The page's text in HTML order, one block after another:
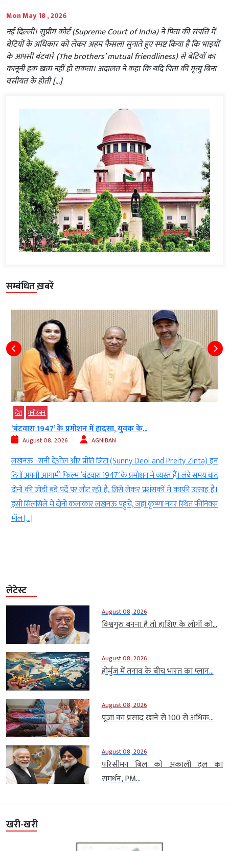
Mon May 18 , 2026
नई दिल्ली। सुप्रीम कोर्ट (Supreme Court of India) ने पिता की संपत्ति में
बेटियों के अधिकार को लेकर अहम फैसला सुनाते हुए स्पष्ट किया है कि भाइयों
के आपसी बंटवारे (The brothers’ mutual friendliness) से बेटियों का
कानूनी हक खत्म नहीं हो सकता। अदालत ने कहा कि यदि पिता की मृत्यु बिना
वसीयत के होती […]
सम्बंधित ख़बरें
देश मनोरंजन
‘बंटवारा 1947’ के प्रमोशन में हादसा, युवक के...
August 08, 2026 AGNIBAN
लखनऊ। सनी देओल और प्रीति जिंटा (Sunny Deol and Preity Zinta) इन
दिनों अपनी आगामी फिल्म ‘बंटवारा 1947’ के प्रमोशन में व्यस्त हैं। लंबे समय बाद
दोनों की जोड़ी बड़े पर्दे पर लौट रही है, जिसे लेकर प्रशंसकों में काफी उत्साह है।
इसी सिलसिले में दोनों कलाकार लखनऊ पहुंचे, जहां कृष्णा नगर स्थित फीनिक्स
मॉल […]
लेटेस्ट
August 08, 2026
विश्वगुरु बनना है तो हाशिए के लोगों को...
August 08, 2026
होर्मुज में तनाव के बीच भारत का प्लान...
August 08, 2026
पूजा का प्रसाद खाने से 100 से अधिक...
August 08, 2026
परिसीमन बिल को अकाली दल का
समर्थन, PM...
खरी-खरी